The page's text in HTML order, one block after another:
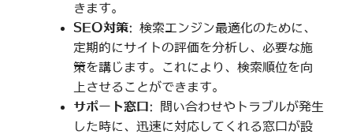
きます。
SEO対策: 検索エンジン最適化のために、
定期的にサイトの評価を分析し、必要な施
策を講じます。これにより、検索順位を向
上させることができます。
サポート窓口 : 問い合わせやトラブルが発生
した時に、迅速に対応してくれる窓口が設